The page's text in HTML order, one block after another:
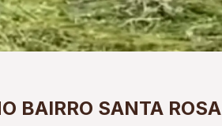
BAIRRO SANTA ROSA